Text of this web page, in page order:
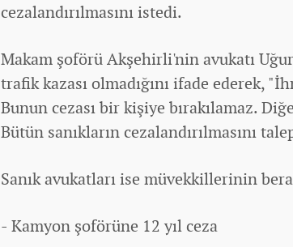
cezalandırılmasını istedi.
Makam şoförü Akşehirli'nin avukatı
trafik kazası olmadığını ifade ederek,
Bunun cezası bir kişiye bırakılamaz.
Bütün sanıkların cezalandırılmasını
Sanık avukatları ise müvekkillerinin
- Kamyon şoförüne 12 yıl ceza